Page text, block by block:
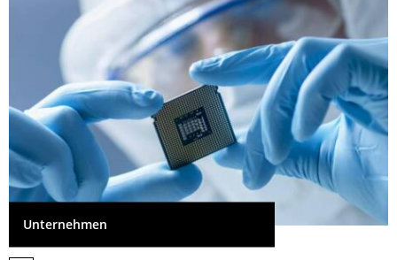
Unternehmen